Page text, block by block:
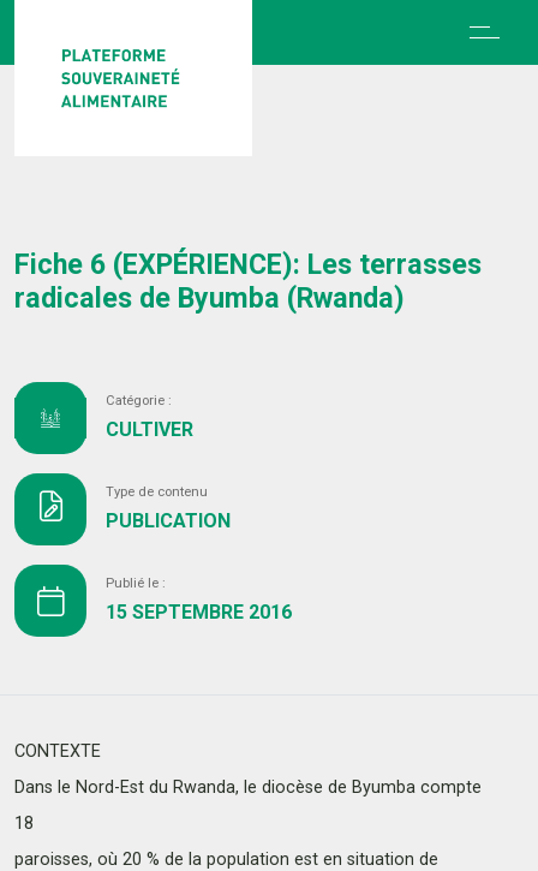
Fiche 6 (EXPÉRIENCE): Les terrasses
radicales de Byumba (Rwanda)
Catégorie :
CULTIVER
Type de contenu
PUBLICATION
Publié le :
15 SEPTEMBRE 2016
CONTEXTE
Dans le Nord-Est du Rwanda, le diocèse de Byumba compte
18
paroisses, où 20 % de la population est en situation de